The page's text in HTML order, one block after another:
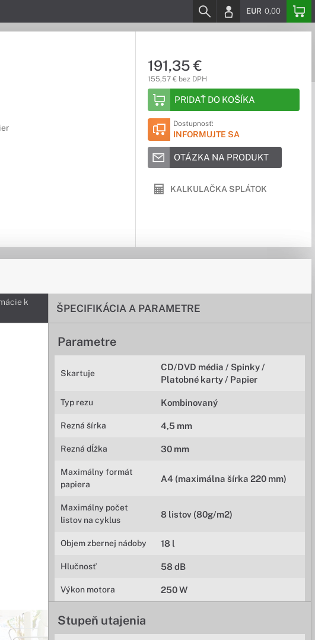
EUR 0,00
191,35 €
155,57 € bez DPH
PRIDAŤ DO KOŠÍKA
Dostupnosť:
INFORMUJTE SA
OTÁZKA NA PRODUKT
KALKULAČKA SPLÁTOK
ŠPECIFIKÁCIA A PARAMETRE
Parametre
Skartuje
CD/DVD média / Spinky /
Platobné karty / Papier
Typ rezu Kombinovaný
Rezná šírka 4,5 mm
Rezná dĺžka 30 mm
Maximálny formát
papiera
A4 (maximálna šírka 220 mm)
Maximálny počet
listov na cyklus
8 listov (80g/m2)
Objem zbernej nádoby 18 l
Hlučnosť 58 dB
Výkon motora 250 W
Stupeň utajenia
k